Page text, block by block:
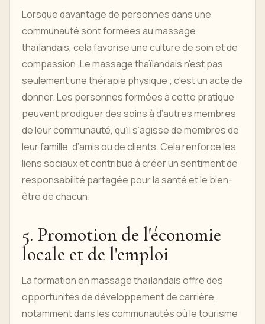
Lorsque davantage de personnes dans une
communauté sont formées au massage
thaïlandais, cela favorise une culture de soin et de
compassion. Le massage thaïlandais n'est pas
seulement une thérapie physique ; c'est un acte de
donner. Les personnes formées à cette pratique
peuvent prodiguer des soins à d’autres membres
de leur communauté, qu’il s’agisse de membres de
leur famille, d’amis ou de clients. Cela renforce les
liens sociaux et contribue à créer un sentiment de
responsabilité partagée pour la santé et le bien-
être de chacun.
5. Promotion de l'économie
locale et de l'emploi
La formation en massage thaïlandais offre des
opportunités de développement de carrière,
notamment dans les communautés où le tourisme